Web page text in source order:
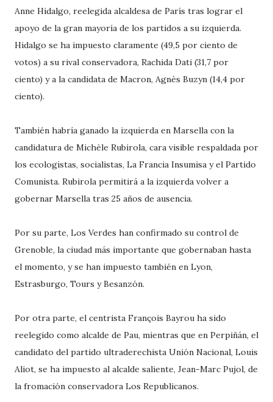
Anne Hidalgo, reelegida alcaldesa de París tras lograr el
apoyo de la gran mayoría de los partidos a su izquierda.
Hidalgo se ha impuesto claramente (49,5 por ciento de
votos) a su rival conservadora, Rachida Dati (31,7 por
ciento) y a la candidata de Macron, Agnès Buzyn (14,4 por
ciento).
También habría ganado la izquierda en Marsella con la
candidatura de Michèle Rubirola, cara visible respaldada por
los ecologistas, socialistas, La Francia Insumisa y el Partido
Comunista. Rubirola permitirá a la izquierda volver a
gobernar Marsella tras 25 años de ausencia.
Por su parte, Los Verdes han confirmado su control de
Grenoble, la ciudad más importante que gobernaban hasta
el momento, y se han impuesto también en Lyon,
Estrasburgo, Tours y Besanzón.
Por otra parte, el centrista François Bayrou ha sido
reelegido como alcalde de Pau, mientras que en Perpiñán, el
candidato del partido ultraderechista Unión Nacional, Louis
Aliot, se ha impuesto al alcalde saliente, Jean-Marc Pujol, de
la fromación conservadora Los Republicanos.